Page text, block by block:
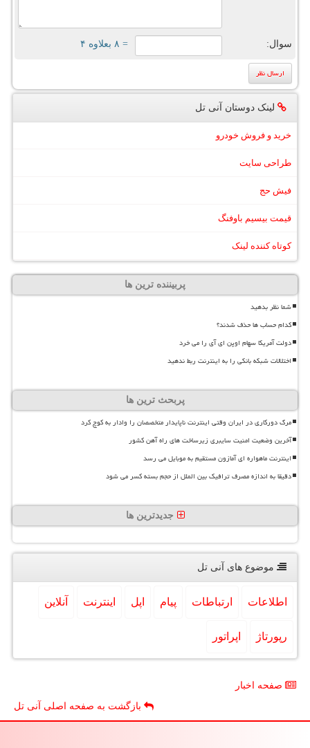
سوال: = ۸ بعلاوه ۴
لینک دوستان آنی تل
خرید و فروش خودرو
طراحی سایت
فیش حج
قیمت بیسیم باوفنگ
کوتاه کننده لینک
پربیننده ترین ها
شما نظر بدهید
کدام حساب ها حذف شدند؟
دولت آمریکا سهام اوپن ای آی را می خرد
اختلالات شبکه بانکی را به اینترنت ربط ندهید
پربحث ترین ها
مرگ دورکاری در ایران وقتی اینترنت ناپایدار متخصصان را وادار به کوچ کرد
آخرین وضعیت امنیت سایبری زیرساخت های راه آهن کشور
اینترنت ماهواره ای آمازون مستقیم به موبایل می رسد
دقیقا به اندازه مصرف ترافیک بین الملل از حجم بسته کسر می شود
جدیدترین ها
موضوع های آنی تل
اطلاعات ارتباطات پیام اپل اینترنت آنلاین
رپورتاژ اپراتور
صفحه اخبار
بازگشت به صفحه اصلی آنی تل